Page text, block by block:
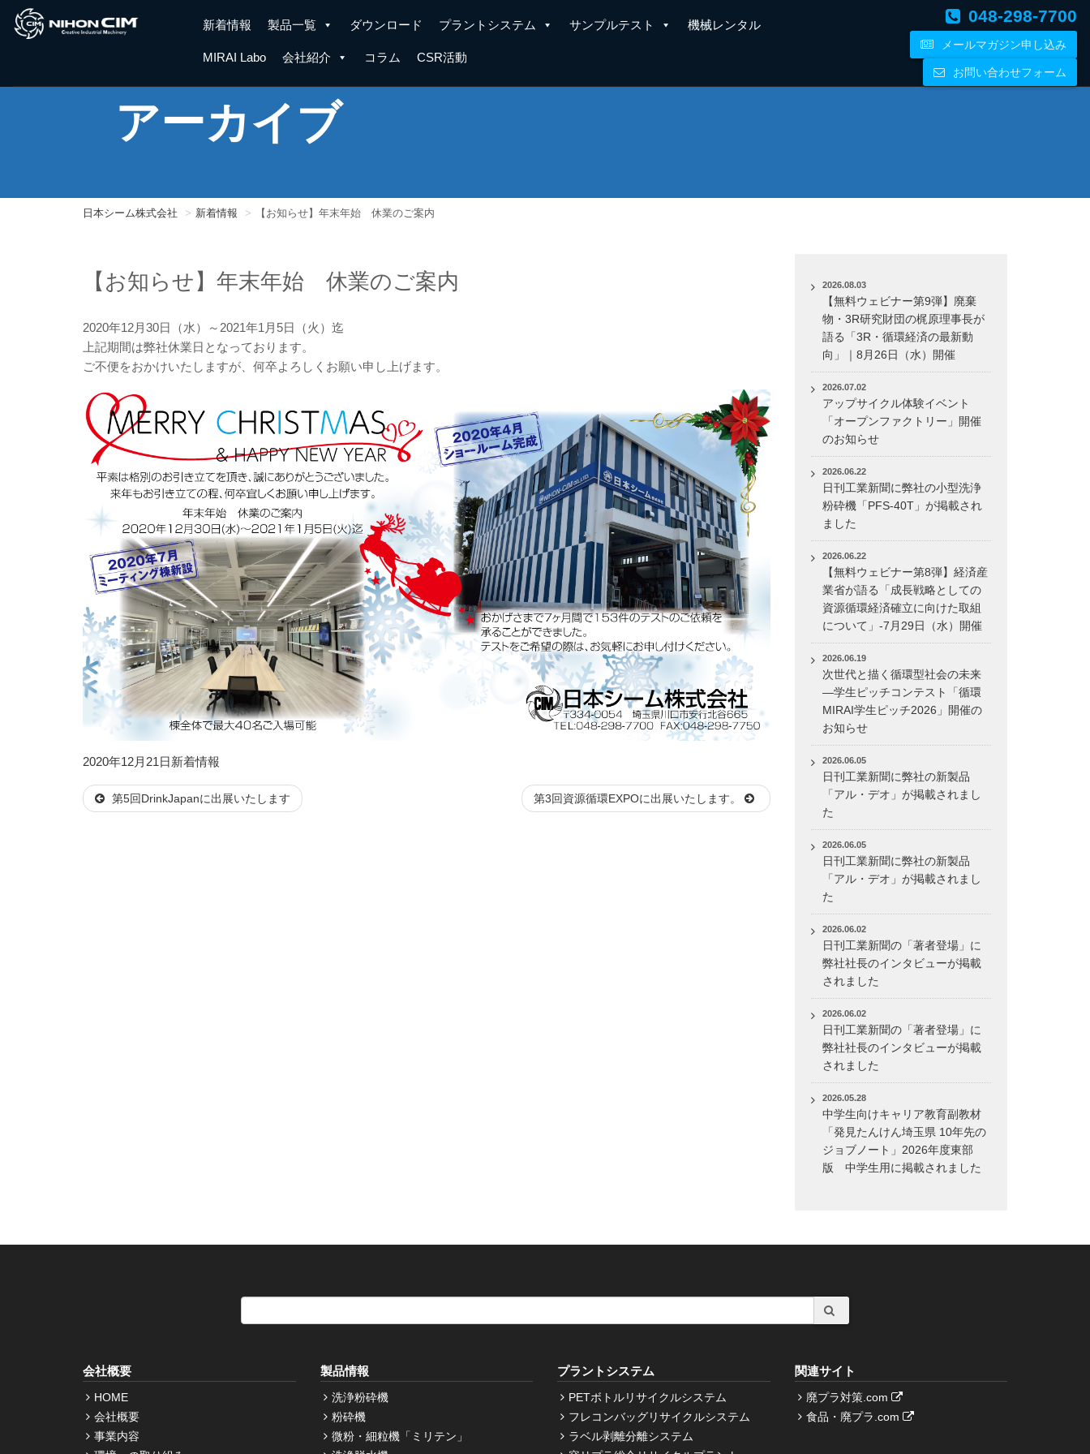
048-298-7700
メールマガジン申し込み
お問い合わせフォーム
新着情報 製品一覧 ダウンロード プラントシステム サンプルテスト 機械レンタル
MIRAI Labo 会社紹介 コラム CSR活動
アーカイブ
日本シーム株式会社 新着情報 【お知らせ】年末年始 休業のご案内
【お知らせ】年末年始 休業のご案内
2020年12月30日（水）～2021年1月5日（火）迄
上記期間は弊社休業日となっております。
ご不便をおかけいたしますが、何卒よろしくお願い申し上げます。
投
日:
2020年12月21日カ
ゴ
新着情報
第5回DrinkJapanに出展いたします 第3回資源循環EXPOに出展いたします。
2026.08.03
【無料ウェビナー第9弾】廃棄
物・3R研究財団の梶原理事長が
語る「3R・循環経済の最新動
向」｜8月26日（水）開催
2026.07.02
アップサイクル体験イベント
「オープンファクトリー」開催
のお知らせ
2026.06.22
日刊工業新聞に弊社の小型洗浄
粉砕機「PFS-40T」が掲載され
ました
2026.06.22
【無料ウェビナー第8弾】経済産
業省が語る「成長戦略としての
資源循環経済確立に向けた取組
について」-7月29日（水）開催
2026.06.19
次世代と描く循環型社会の未来
―学生ピッチコンテスト「循環
MIRAI学生ピッチ2026」開催の
お知らせ
2026.06.05
日刊工業新聞に弊社の新製品
「アル・デオ」が掲載されまし
た
2026.06.05
日刊工業新聞に弊社の新製品
「アル・デオ」が掲載されまし
た
2026.06.02
日刊工業新聞の「著者登場」に
弊社社長のインタビューが掲載
されました
2026.06.02
日刊工業新聞の「著者登場」に
弊社社長のインタビューが掲載
されました
2026.05.28
中学生向けキャリア教育副教材
「発見たんけん埼玉県 10年先の
ジョブノート」2026年度東部
版 中学生用に掲載されました
会社概要
HOME
会社概要
事業内容
製品情報
洗浄粉砕機
粉砕機
微粉・細粒機「ミリテン」
プラントシステム
PETボトルリサイクルシステム
フレコンバッグリサイクルシステム
ラベル剥離分離システム
関連サイト
廃プラ対策.com
食品・廃プラ.com